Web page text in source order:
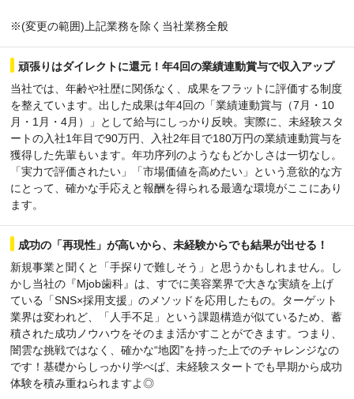
※(変更の範囲)上記業務を除く当社業務全般
頑張りはダイレクトに還元！年4回の業績連動賞与で収入アップ
当社では、年齢や社歴に関係なく、成果をフラットに評価する制度
を整えています。出した成果は年4回の「業績連動賞与（7月・10
月・1月・4月）」として給与にしっかり反映。実際に、未経験スタ
ートの入社1年目で90万円、入社2年目で180万円の業績連動賞与を
獲得した先輩もいます。年功序列のようなもどかしさは一切なし。
「実力で評価されたい」「市場価値を高めたい」という意欲的な方
にとって、確かな手応えと報酬を得られる最適な環境がここにあり
ます。
成功の「再現性」が高いから、未経験からでも結果が出せる！
新規事業と聞くと「手探りで難しそう」と思うかもしれません。し
かし当社の『Mjob歯科』は、すでに美容業界で大きな実績を上げ
ている「SNS×採用支援」のメソッドを応用したもの。ターゲット
業界は変われど、「人手不足」という課題構造が似ているため、蓄
積された成功ノウハウをそのまま活かすことができます。つまり、
闇雲な挑戦ではなく、確かな“地図”を持った上でのチャレンジなの
です！基礎からしっかり学べば、未経験スタートでも早期から成功
体験を積み重ねられますよ◎